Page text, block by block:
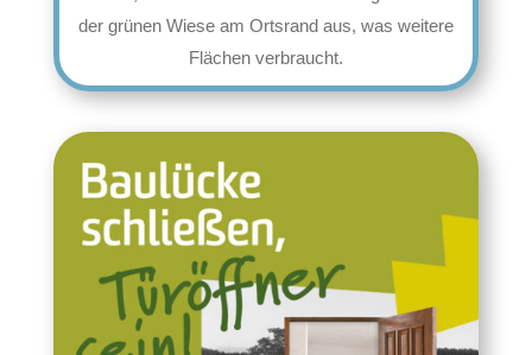
der grünen Wiese am Ortsrand aus, was weitere
Flächen verbraucht.